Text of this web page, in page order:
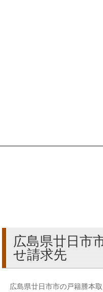
広島県廿日市
せ請求先
広島県廿日市市の戸籍謄本